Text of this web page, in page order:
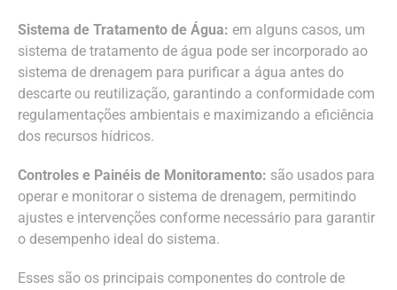
Sistema de Tratamento de Água: em alguns casos, um
sistema de tratamento de água pode ser incorporado ao
sistema de drenagem para purificar a água antes do
descarte ou reutilização, garantindo a conformidade com
regulamentações ambientais e maximizando a eficiência
dos recursos hídricos.
Controles e Painéis de Monitoramento: são usados para
operar e monitorar o sistema de drenagem, permitindo
ajustes e intervenções conforme necessário para garantir
o desempenho ideal do sistema.
Esses são os principais componentes do controle de